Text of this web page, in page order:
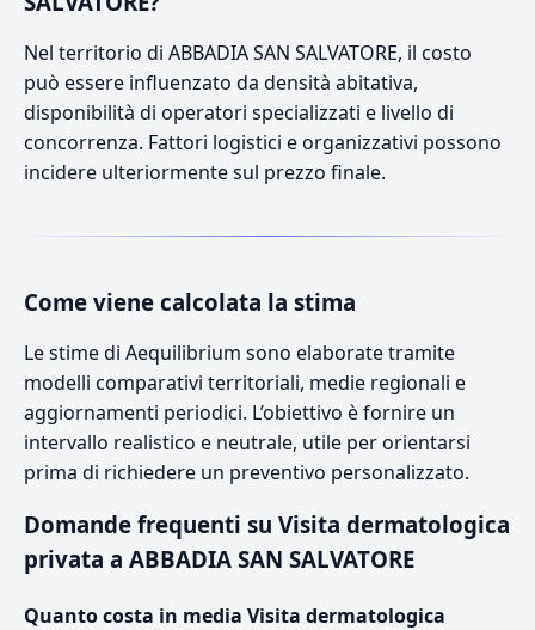
Nel territorio di ABBADIA SAN SALVATORE, il costo
può essere influenzato da densità abitativa,
disponibilità di operatori specializzati e livello di
concorrenza. Fattori logistici e organizzativi possono
incidere ulteriormente sul prezzo finale.
Come viene calcolata la stima
Le stime di Aequilibrium sono elaborate tramite
modelli comparativi territoriali, medie regionali e
aggiornamenti periodici. L’obiettivo è fornire un
intervallo realistico e neutrale, utile per orientarsi
prima di richiedere un preventivo personalizzato.
Domande frequenti su Visita dermatologica
privata a ABBADIA SAN SALVATORE
Quanto costa in media Visita dermatologica